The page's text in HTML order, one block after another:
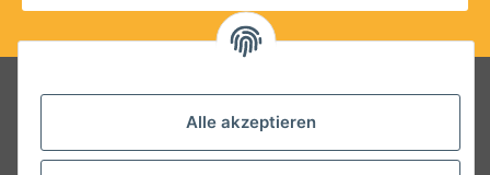
Alle akzeptieren
Folgt uns auf Social Media